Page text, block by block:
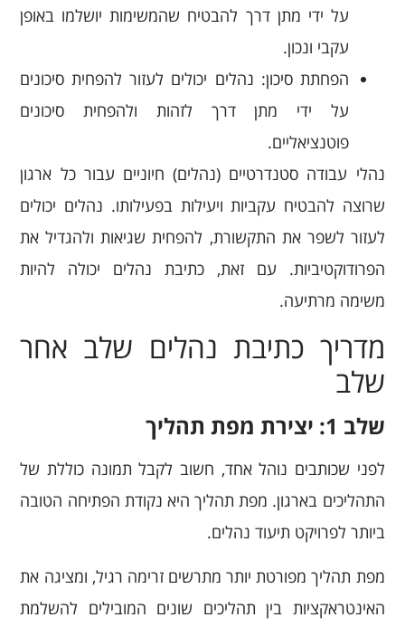
על ידי מתן דרך להבטיח שהמשימות יושלמו באופן
עקבי ונכון.
הפחתת סיכון: נהלים יכולים לעזור להפחית סיכונים
על ידי מתן דרך לזהות ולהפחית סיכונים
פוטנציאליים.
נהלי עבודה סטנדרטיים (נהלים) חיוניים עבור כל ארגון
שרוצה להבטיח עקביות ויעילות בפעילותו. נהלים יכולים
לעזור לשפר את התקשורת, להפחית שגיאות ולהגדיל את
הפרודוקטיביות. עם זאת, כתיבת נהלים יכולה להיות
משימה מרתיעה.
מדריך כתיבת נהלים שלב אחר
שלב
שלב 1: יצירת מפת תהליך
לפני שכותבים נוהל אחד, חשוב לקבל תמונה כוללת של
התהליכים בארגון. מפת תהליך היא נקודת הפתיחה הטובה
ביותר לפרויקט תיעוד נהלים.
מפת תהליך מפורטת יותר מתרשים זרימה רגיל, ומציגה את
האינטראקציות בין תהליכים שונים המובילים להשלמת